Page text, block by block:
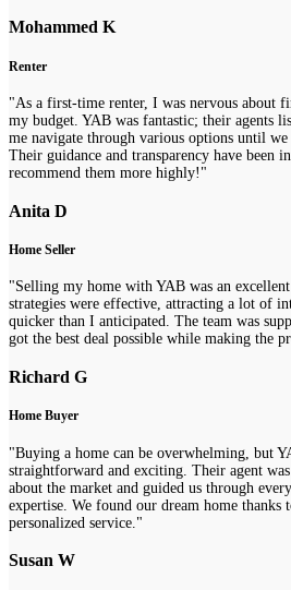
Mohammed K
Renter
"As a first-time renter, I was nervous about
my budget. YAB was fantastic; their agents
me navigate through various options until
Their guidance and transparency have been
recommend them more highly!"
Anita D
Home Seller
"Selling my home with YAB was an
strategies were effective, attracting a lot of
quicker than I anticipated. The team was
got the best deal possible while making the
Richard G
Home Buyer
"Buying a home can be overwhelming, but
straightforward and exciting. Their agent
about the market and guided us through
expertise. We found our dream home thanks
personalized service."
Susan W